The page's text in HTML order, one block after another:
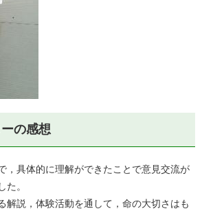
の感想
，具体的に理解ができたことで意見交流が
た。
解説，体験活動を通して，命の大切さはも